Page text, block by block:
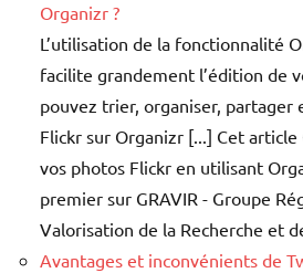
Organizr ?
L’utilisation de la fonctionnalité
facilite grandement l’édition de
pouvez trier, organiser, partager
Flickr sur Organizr [...] Cet
vos photos Flickr en utilisant
premier sur GRAVIR - Groupe
Valorisation de la Recherche et
Avantages et inconvénients de